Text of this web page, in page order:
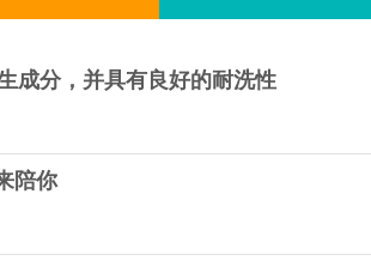
成分，并具有良好的耐洗性
陪你